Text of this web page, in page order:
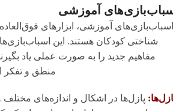
آموزشی
اسباب‌بازی‌های آموزشی، ابزارهای
شناختی کودکان هستند. این
مفاهیم جدید را به صورت عملی یاد
منطق و تفکر
پازل‌ها در اشکال و اندازه‌های